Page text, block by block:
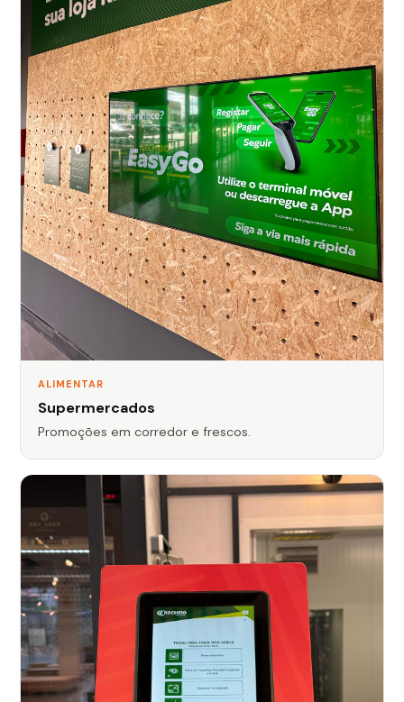
ALIMENTAR
Supermercados
Promoções em corredor e frescos.